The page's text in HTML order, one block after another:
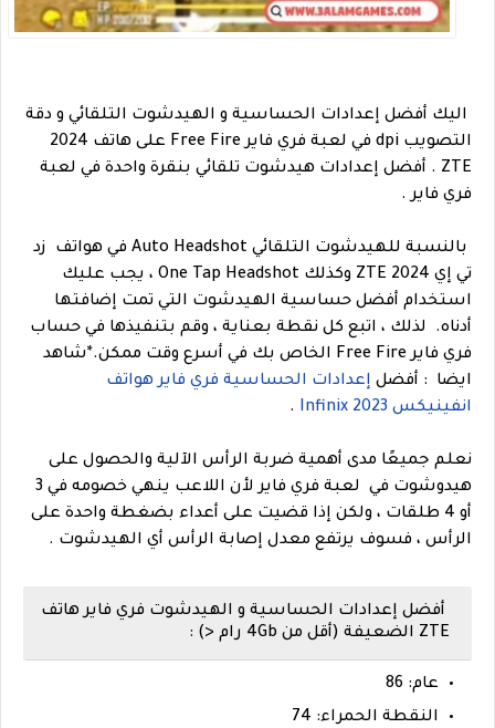
اليك أفضل إعدادات الحساسية و الهيدشوت التلقائي و دقة
التصويب dpi في لعبة فري فاير Free Fire على هاتف 2024
ZTE . أفضل إعدادات هيدشوت تلقائي بنقرة واحدة في لعبة
فري فاير .
بالنسبة للهيدشوت التلقائي Auto Headshot في هواتف زد
تي إي 2024 ZTE وكذلك One Tap Headshot ، يجب عليك
استخدام أفضل حساسية الهيدشوت التي تمت إضافتها
أدناه.
لذلك ، اتبع كل نقطة بعناية ، وقم بتنفيذها في حساب
فري فاير Free Fire الخاص بك في أسرع وقت ممكن.
*شاهد
ايضا
: أفضل إعدادات الحساسية فري فاير هواتف
انفينيكس 2023 Infinix
.
نعلم جميعًا مدى أهمية ضربة الرأس الآلية والحصول على
هيدوشوت في لعبة فري فاير لأن اللاعب ينهي خصومه في 3
أو 4 طلقات ، ولكن إذا قضيت على أعداء بضغطة واحدة على
الرأس ، فسوف يرتفع معدل إصابة الرأس أي الهيدشوت .
أفضل إعدادات الحساسية و الهيدشوت فري فاير هاتف
ZTE الضعيفة (أقل من 4Gb رام <) :
عام: 86
النقطة الحمراء: 74